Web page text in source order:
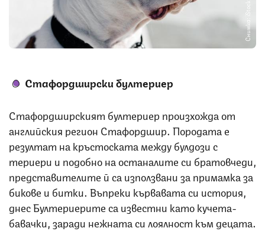
Снимка: iStock
Стафордширски бултериер
Стафордширският бултериер произхожда от
английския регион Стафордшир. Породата е
резултат на кръстоската между булдози с
териери и подобно на останалите си братовчеди,
представителите й са използвани за примамка за
бикове и битки. Въпреки кървавата си история,
днес Бултериерите са известни като кучета-
бавачки, заради нежната си лоялност към децата.